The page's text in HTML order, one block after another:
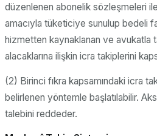
düzenlenen abonelik sözleşmeleri
amacıyla tüketiciye sunulup bedeli
hizmetten kaynaklanan ve avukatla
alacaklarına ilişkin icra takiplerini
(2) Birinci fıkra kapsamındaki icra
belirlenen yöntemle başlatılabilir.
talebini reddeder.